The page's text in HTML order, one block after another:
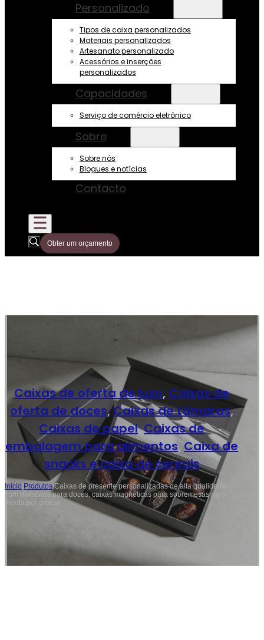
Personalizado
Tipos de caixa personalizados
Materiais personalizados
Artesanato personalizado
Acessórios e inserções
personalizados
Capacidades
Serviço de comércio eletrónico
Sobre
Sobre nós
Blogues e notícias
Contacto
Obter um orçamento
Caixas de oferta de luxo, Caixas de
oferta de doces,Caixas de tâmaras,
Caixas de papel,Caixas de
embalagem para alimentos,Caixa de
snacks e caixa de cereais
Início/Produtos/Caixas de presente personalizadas de alta qualidade
com divisórias para doces, caixas magnéticas para sobremesas para
venda por grosso